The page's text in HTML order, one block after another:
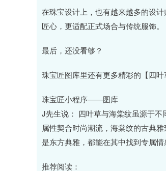
在珠宝设计上，也有越来越多的设
匠心，更适配正式场合与传统服饰。
最后，还没看够？
珠宝匠图库里还有更多精彩的【四
珠宝匠小程序——图库
J先生说： 四叶草与海棠纹虽源于
属性契合时尚潮流，海棠纹的古典
是东方典雅，都能在其中找到专属
推荐阅读：